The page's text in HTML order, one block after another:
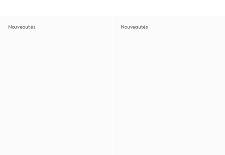
Nouveautés Nouveautés